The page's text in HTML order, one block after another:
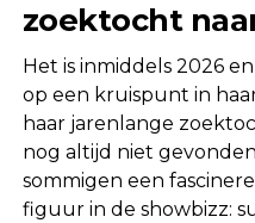
zoektocht
Het is inmiddels 2026
op een kruispunt in
haar jarenlange
nog altijd niet
sommigen een
figuur in de showbizz: